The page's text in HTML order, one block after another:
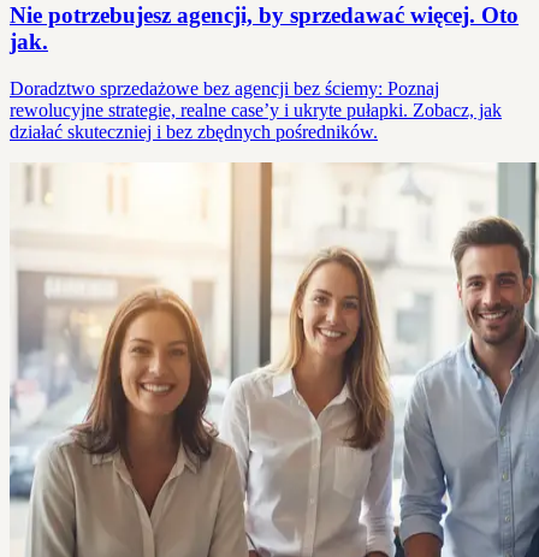
Nie potrzebujesz agencji, by sprzedawać więcej. Oto
jak.
Doradztwo sprzedażowe bez agencji bez ściemy: Poznaj
rewolucyjne strategie, realne case’y i ukryte pułapki. Zobacz, jak
działać skuteczniej i bez zbędnych pośredników.